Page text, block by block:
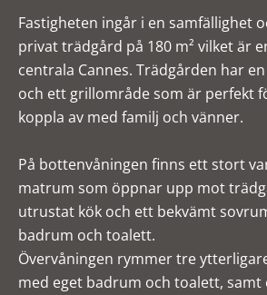
Fastigheten ingår i en samfällighet
privat trädgård på 180 m² vilket är
centrala Cannes. Trädgården har
och ett grillområde som är perfekt
koppla av med familj och vänner.
På bottenvåningen finns ett stort
matrum som öppnar upp mot
utrustat kök och ett bekvämt
badrum och toalett.
Övervåningen rymmer tre
med eget badrum och toalett, samt